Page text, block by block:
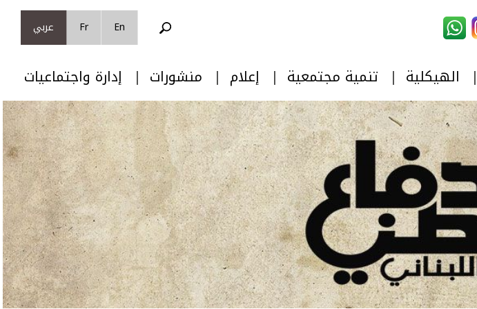
En
Fr عربي
الهيكلية تنمية مجتمعية إعلام منشورات إدارة واجتماعيات